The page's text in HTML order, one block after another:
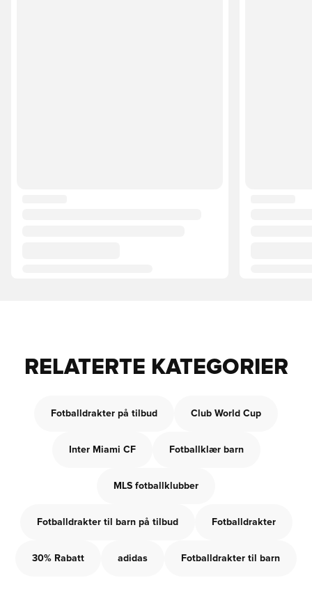
RELATERTE KATEGORIER
Fotballdrakter på tilbud Club World Cup
Inter Miami CF Fotballklær barn
MLS fotballklubber
Fotballdrakter til barn på tilbud Fotballdrakter
30% Rabatt adidas Fotballdrakter til barn